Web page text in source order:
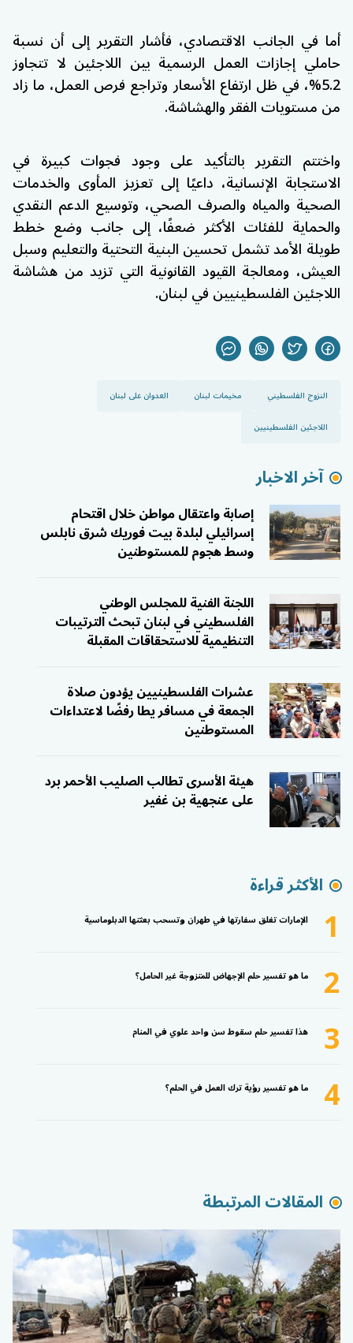
أما في الجانب الاقتصادي، فأشار التقرير إلى أن نسبة
حاملي إجازات العمل الرسمية بين اللاجئين لا تتجاوز
5.2%، في ظل ارتفاع الأسعار وتراجع فرص العمل، ما زاد
من مستويات الفقر والهشاشة.
واختتم التقرير بالتأكيد على وجود فجوات كبيرة في
الاستجابة الإنسانية، داعيًا إلى تعزيز المأوى والخدمات
الصحية والمياه والصرف الصحي، وتوسيع الدعم النقدي
والحماية للفئات الأكثر ضعفًا، إلى جانب وضع خطط
طويلة الأمد تشمل تحسين البنية التحتية والتعليم وسبل
العيش، ومعالجة القيود القانونية التي تزيد من هشاشة
اللاجئين الفلسطينيين في لبنان.
النزوج الفلسطيني مخيمات لبنان
العدوان على لبنان
اللاجئين الفلسطينيين
آخر الاخبار
إصابة واعتقال مواطن خلال اقتحام
إسرائيلي لبلدة بيت فوريك شرق نابلس
وسط هجوم للمستوطنين
اللجنة الفنية للمجلس الوطني
الفلسطيني في لبنان تبحث الترتيبات
التنظيمية للاستحقاقات المقبلة
عشرات الفلسطينيين يؤدون صلاة
الجمعة في مسافر يطا رفضًا لاعتداءات
المستوطنين
هيئة الأسرى تطالب الصليب الأحمر برد
على عنجهية بن غفير
الأكثر قراءة
1 الإمارات تغلق سفارتها في طهران وتسحب بعثتها الدبلوماسية
2 ما هو تفسير حلم الإجهاض للمتزوجة غير الحامل؟
3 هذا تفسير حلم سقوط سن واحد علوي في المنام
4 ما هو تفسير رؤية ترك العمل في الحلم؟
المقالات المرتبطة